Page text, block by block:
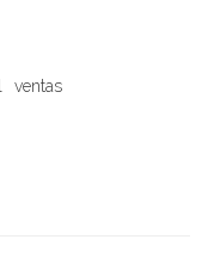
ventas